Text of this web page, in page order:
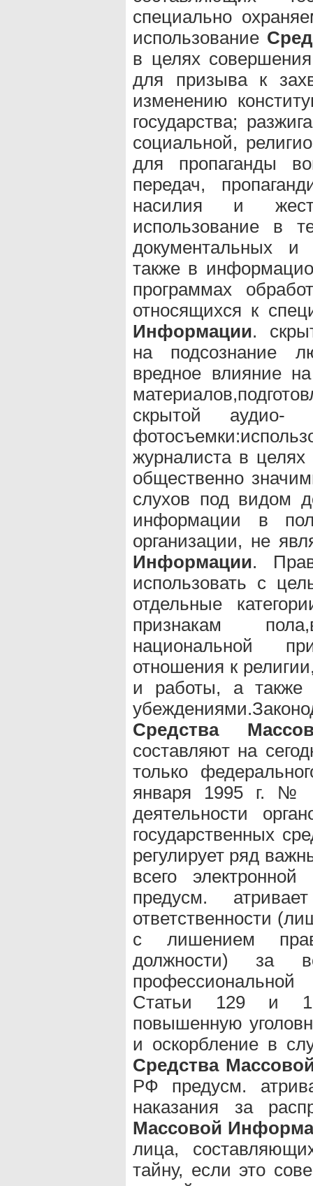
специально
использование
в целях
для призыва к
изменению
государства;
социальной,
для пропаганды
передач,
насилия и
использование в
документальных
также в
программах
относящихся к
Информации.
на подсознание
вредное влияние
скрытой
журналиста в
общественно
слухов под видом
информации в
организации, не
Информации.
использовать с
отдельные
признакам
национальной
отношения к
и работы, а также
Средства
составляют на
только
января 1995 г. №
деятельности
государственных
регулирует ряд
всего
предусм.
ответственности
с лишением
должности) за
Статьи 129 и
повышенную
и оскорбление в
Средства
РФ предусм.
наказания за
Массовой
лица,
тайну, если это